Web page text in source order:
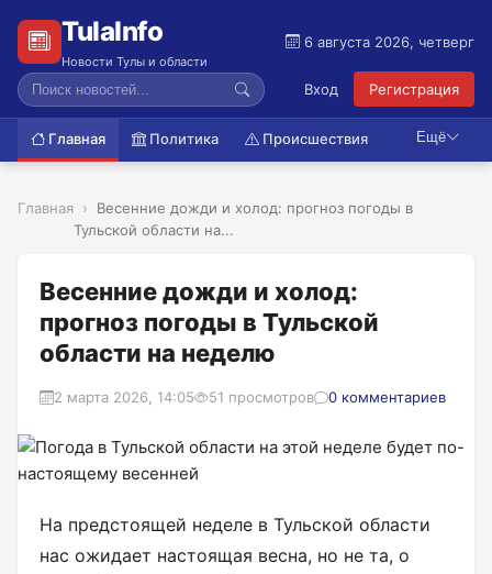
TulaInfo
Новости Тулы и области
6 августа 2026, четверг
Вход Регистрация
Главная Политика Происшествия Ещё
Главная
Весенние дожди и холод: прогноз погоды в
Тульской области на...
Весенние дожди и холод:
прогноз погоды в Тульской
области на неделю
2 марта 2026, 14:05 51 просмотров 0 комментариев
На предстоящей неделе в Тульской области
нас ожидает настоящая весна, но не та, о